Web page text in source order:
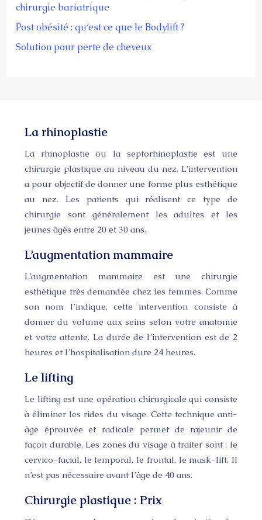
chirurgie bariatrique
Post obésité : qu’est ce que le Bodylift ?
Solution pour perte de cheveux
La rhinoplastie
La rhinoplastie ou la septorhinoplastie est une
chirurgie plastique au niveau du nez. L’intervention
a pour objectif de donner une forme plus esthétique
au nez. Les patients qui réalisent ce type de
chirurgie sont généralement les adultes et les
jeunes âgés entre 20 et 30 ans.
L’augmentation mammaire
L’augmentation mammaire est une chirurgie
esthétique très demandée chez les femmes. Comme
son nom l’indique, cette intervention consiste à
donner du volume aux seins selon votre anatomie
et votre attente. La durée de l’intervention est de 2
heures et l’hospitalisation dure 24 heures.
Le lifting
Le lifting est une opération chirurgicale qui consiste
à éliminer les rides du visage. Cette technique anti-
âge éprouvée et radicale permet de rajeunir de
façon durable. Les zones du visage à traiter sont : le
cervico-facial, le temporal, le frontal, le mask-lift. Il
n’est pas nécessaire avant l’âge de 40 ans.
Chirurgie plastique : Prix